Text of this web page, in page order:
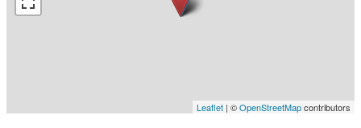
Leaflet | ©OpenStreetMapcontributors